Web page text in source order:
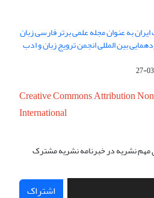
به عنوان مجله علمی برتر فارسی زبان
گردهمایی بین المللی انجمن ترویج زبان و ادب
Creative Commons Attribution
International
مهم نشریه در خبرنامه نشریه مشترک
اشتراک